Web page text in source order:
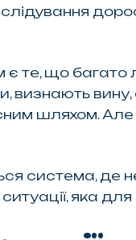
те, що багато
визнають
шляхом. Але
система,
яка для